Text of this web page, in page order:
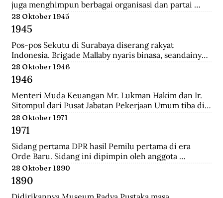
juga menghimpun berbagai organisasi dan partai
Islam untuk mengajukan mosi kepada pemerintah.
Gabungan Politik Indonesia (GAPI) menyatakan
dukungannya atas langkah-langkah MIAI. Pemerintah
akhirnya memperhatikan tuntutan MIAI dan GAPI.
28 Oktober 1945
1945
Pos-pos Sekutu di Surabaya diserang rakyat
Indonesia. Brigade Mallaby nyaris binasa, seandainya
pemimpin-pemimpin Indonesia tidak segera
memerintahkan penghentian tembak-menembak.
28 Oktober 1946
1946
Menteri Muda Keuangan Mr. Lukman Hakim dan Ir.
Sitompul dari Pusat Jabatan Pekerjaan Umum tiba di
Medan dengan pesawat Sekutu dari Palembang. Di
lapangan tembak mereka disambut oleh Mr. Mohd.
Jusuf.
28 Oktober 1971
1971
Sidang pertama DPR hasil Pemilu pertama di era
Orde Baru. Sidang ini dipimpin oleh anggota
parlemen tertua dibantu anggota parlemen termuda,
yaitu K.H. Bisri Sjamsuri (84 tahun) dari Partai NU dan
Anak Agung Oka Mahendra (25 tahun) dari Golkar.
28 Oktober 1890
1890